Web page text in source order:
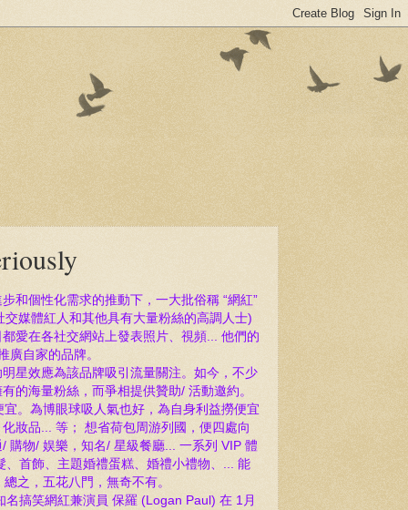
和個性化需求的推動下，一大批俗稱 “網紅”
媒體紅人和其他具有大量粉絲的高調人士)
都愛在各社交網站上發表照片、視頻... 他們的
廣自家的品牌。
星效應為該品牌吸引流量關注。如今 ，不少
的海量粉絲 ，而爭相提供贊助/ 活動邀約。
。為博眼球吸人氣也好，為自身利益撈便宜
妝品... 等； 想省荷包 周游列國，便四處向
購物/ 娱樂，知名/ 星級餐廳... 一系列 VIP 體
首飾、主題婚禮蛋糕、婚禮小禮物、... 能
總之 ，五花八 門 ，無奇不有。
名搞笑網紅兼演員 保羅 (Logan Paul) 在 1月